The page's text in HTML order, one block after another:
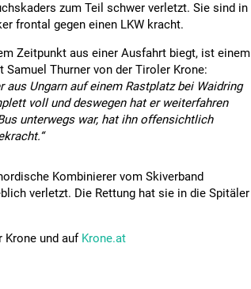
zum Teil schwer verletzt. Sie sind in
frontal gegen einen LKW kracht.
Zeitpunkt aus einer Ausfahrt biegt, ist einem
Thurner von der Tiroler Krone:
aus Ungarn auf einem Rastplatz bei Waidring
voll und deswegen hat er weiterfahren
unterwegs war, hat ihn offensichtlich
Kombinierer vom Skiverband
verletzt. Die Rettung hat sie in die Spitäler
Krone und auf Krone.at